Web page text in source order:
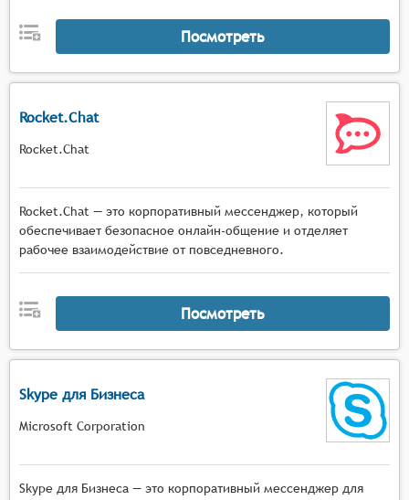
Посмотреть
Rocket.Chat
Rocket.Chat
Rocket.Chat — это корпоративный мессенджер, который
обеспечивает безопасное онлайн-общение и отделяет
рабочее взаимодействие от повседневного.
Посмотреть
Skype для Бизнеса
Microsoft Corporation
Skype для Бизнеса — это корпоративный мессенджер для